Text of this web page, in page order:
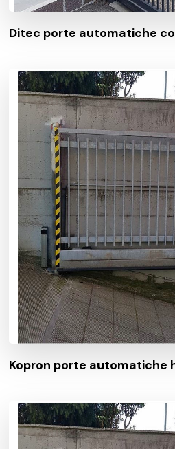
Ditec porte automatiche
Kopron porte automatiche